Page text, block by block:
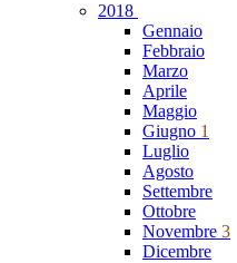
2018
Gennaio
Febbraio
Marzo
Aprile
Maggio
Giugno 1
Luglio
Agosto
Settembre
Ottobre
Novembre 3
Dicembre